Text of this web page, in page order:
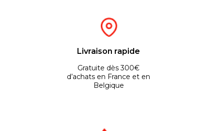
Livraison rapide
Gratuite dès 300€
d’achats en France et en
Belgique